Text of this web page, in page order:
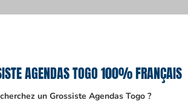
AGENDAS TOGO 100% FRANÇAIS
un Grossiste Agendas Togo ?